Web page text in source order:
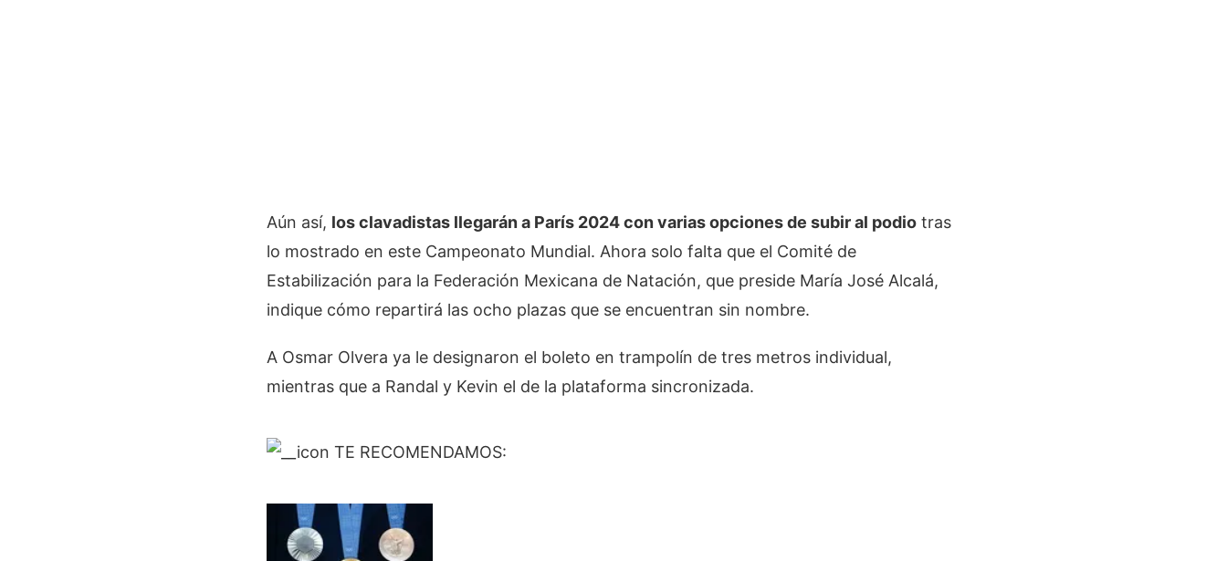
Aún así, los clavadistas llegarán a París 2024 con varias opciones de subir al podio tras
lo mostrado en este Campeonato Mundial. Ahora solo falta que el Comité de
Estabilización para la Federación Mexicana de Natación, que preside María José Alcalá,
indique cómo repartirá las ocho plazas que se encuentran sin nombre.
A Osmar Olvera ya le designaron el boleto en trampolín de tres metros individual,
mientras que a Randal y Kevin el de la plataforma sincronizada.
TE RECOMENDAMOS: